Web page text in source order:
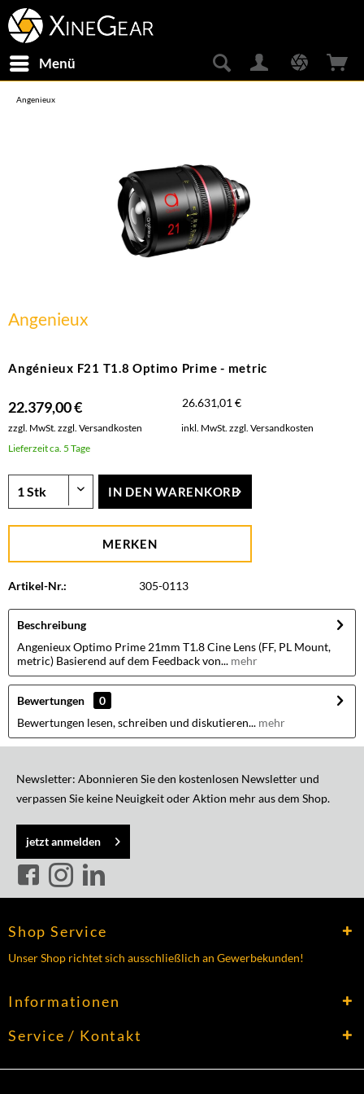
Menü
Angenieux
Angenieux
Angénieux F21 T1.8 Optimo Prime - metric
22.379,00 € 26.631,01 €
zzgl. MwSt. zzgl. Versandkosten inkl. MwSt. zzgl. Versandkosten
Lieferzeit ca. 5 Tage
IN DEN WARENKORB
MERKEN
Artikel-Nr.: 305-0113
Beschreibung
Angenieux Optimo Prime 21mm T1.8 Cine Lens (FF, PL Mount,
metric) Basierend auf dem Feedback von... mehr
Bewertungen
0
Bewertungen lesen, schreiben und diskutieren... mehr
Newsletter: Abonnieren Sie den kostenlosen Newsletter und
verpassen Sie keine Neuigkeit oder Aktion mehr aus dem Shop.
jetzt anmelden
Shop Service
Unser Shop richtet sich ausschließlich an Gewerbekunden!
Informationen
Service / Kontakt